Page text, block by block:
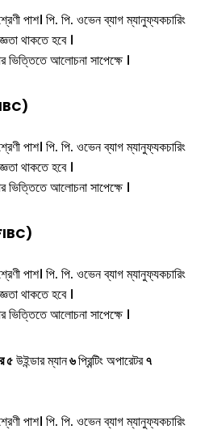
পাশ। পি. পি. ওভেন ব্যাগ ম্যানুফ্যকচারিং
থাকতে হবে ।
ভিত্তিতে আলোচনা সাপেক্ষে ।
পাশ। পি. পি. ওভেন ব্যাগ ম্যানুফ্যকচারিং
থাকতে হবে ।
ভিত্তিতে আলোচনা সাপেক্ষে ।
পাশ। পি. পি. ওভেন ব্যাগ ম্যানুফ্যকচারিং
থাকতে হবে ।
ভিত্তিতে আলোচনা সাপেক্ষে ।
৫উইন্ডার ম্যান৬প্রিন্টিং অপারেটর৭
পাশ। পি. পি. ওভেন ব্যাগ ম্যানুফ্যকচারিং